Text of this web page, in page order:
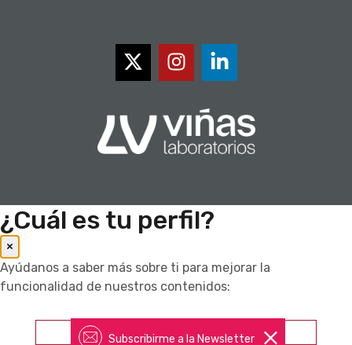
Subscribirme a la Newsletter
¿Cuál es tu perfil?
×
Ayúdanos a saber más sobre ti para mejorar la
funcionalidad de nuestros contenidos:
Farmacéutico